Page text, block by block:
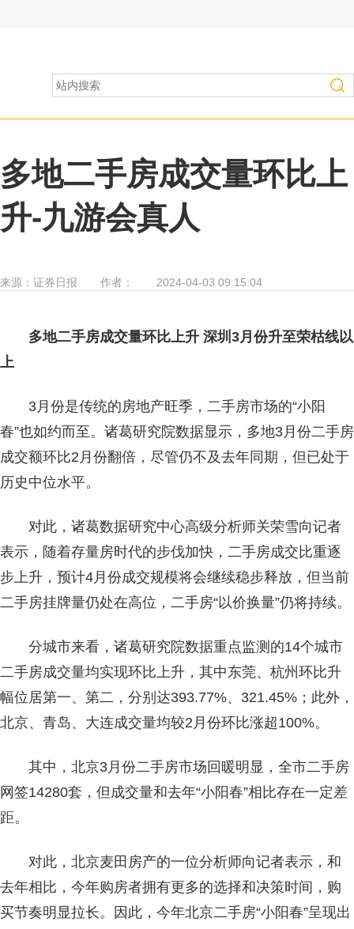
多地二手房成交量环比上
升-九游会真人
来源： 证券日报 作者： 2024-04-03 09:15:04
多地二手房成交量环比上升 深圳3月份升至荣枯线以
上
3月份是传统的房地产旺季，二手房市场的“小阳
春”也如约而至。诸葛研究院数据显示，多地3月份二手房
成交额环比2月份翻倍，尽管仍不及去年同期，但已处于
历史中位水平。
对此，诸葛数据研究中心高级分析师关荣雪向记者
表示，随着存量房时代的步伐加快，二手房成交比重逐
步上升，预计4月份成交规模将会继续稳步释放，但当前
二手房挂牌量仍处在高位，二手房“以价换量”仍将持续。
分城市来看，诸葛研究院数据重点监测的14个城市
二手房成交量均实现环比上升，其中东莞、杭州环比升
幅位居第一、第二，分别达393.77%、321.45%；此外，
北京、青岛、大连成交量均较2月份环比涨超100%。
其中，北京3月份二手房市场回暖明显，全市二手房
网签14280套，但成交量和去年“小阳春”相比存在一定差
距。
对此，北京麦田房产的一位分析师向记者表示，和
去年相比，今年购房者拥有更多的选择和决策时间，购
买节奏明显拉长。因此，今年北京二手房“小阳春”呈现出